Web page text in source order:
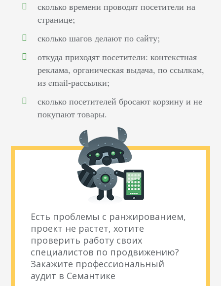
сколько времени проводят посетители на
странице;
сколько шагов делают по сайту;
откуда приходят посетители: контекстная
реклама, органическая выдача, по ссылкам,
из email-рассылки;
сколько посетителей бросают корзину и не
покупают товары.
Есть проблемы с ранжированием,
проект не растет, хотите
проверить работу своих
специалистов по продвижению?
Закажите профессиональный
аудит в Семантике